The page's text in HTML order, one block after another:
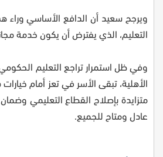
ويرجح سعيد أن الدافع الأساسي وراء
التعليم، الذي يفترض أن يكون خدمة
وفي ظل استمرار تراجع التعليم
الأهلية، تبقى الأسر في تعز أمام
متزايدة بإصلاح القطاع التعليمي
عادل ومتاح للجميع.